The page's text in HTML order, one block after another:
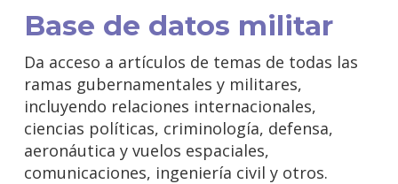
Base de datos militar
Da acceso a artículos de temas de todas las
ramas gubernamentales y militares,
incluyendo relaciones internacionales,
ciencias políticas, criminología, defensa,
aeronáutica y vuelos espaciales,
comunicaciones, ingeniería civil y otros.